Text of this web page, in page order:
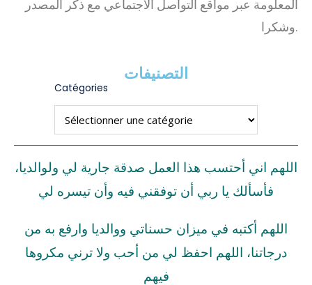
المعلومة عبر مواقع التواصل الاجتماعي مع ذكر المصدر
وشكرا.
التصنيفات
Catégories
اللهم اني أحتسب هذا العمل صدقة جارية لي ولوالديا،
فأسألك يا ربي أن توفقني فيه وأن تيسره لي
اللهم أكتبه في ميزان حسناتي ووالديا وارفع به من
درجاتنا، اللهم احفظ لي من أحب ولا ترني مكروها
فيهم